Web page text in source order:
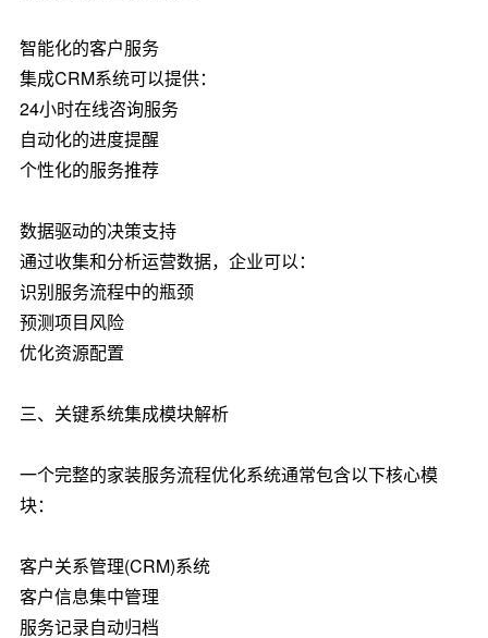
智能化的客户服务
集成CRM系统可以提供：
24小时在线咨询服务
自动化的进度提醒
个性化的服务推荐
数据驱动的决策支持
通过收集和分析运营数据，企业可以：
识别服务流程中的瓶颈
预测项目风险
优化资源配置
三、关键系统集成模块解析
一个完整的家装服务流程优化系统通常包含以下核心模
块：
客户关系管理(CRM)系统
客户信息集中管理
服务记录自动归档